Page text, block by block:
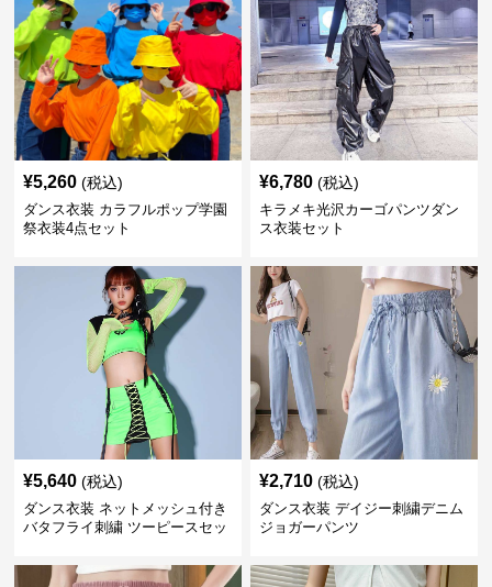
¥5,260 (税込)
ダンス衣装 カラフルポップ学園
祭衣装4点セット
¥6,780 (税込)
キラメキ光沢カーゴパンツダン
ス衣装セット
¥5,640 (税込)
ダンス衣装 ネットメッシュ付き
バタフライ刺繍 ツーピースセッ
¥2,710 (税込)
ダンス衣装 デイジー刺繍デニム
ジョガーパンツ